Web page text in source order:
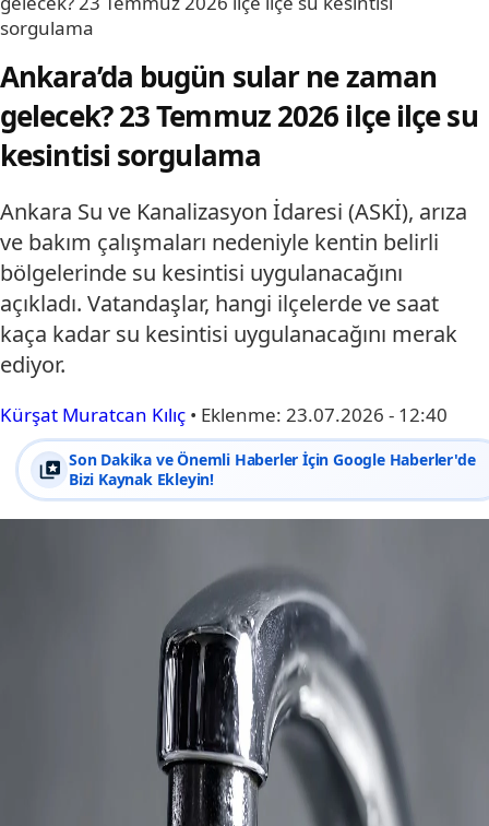
sorgulama
Ankara’da bugün sular ne zaman
gelecek? 23 Temmuz 2026 ilçe ilçe su
kesintisi sorgulama
Ankara Su ve Kanalizasyon İdaresi (ASKİ), arıza
ve bakım çalışmaları nedeniyle kentin belirli
bölgelerinde su kesintisi uygulanacağını
açıkladı. Vatandaşlar, hangi ilçelerde ve saat
kaça kadar su kesintisi uygulanacağını merak
ediyor.
Kürşat Muratcan Kılıç • Eklenme: 23.07.2026 - 12:40
Son Dakika ve Önemli Haberler İçin Google Haberler'de
Bizi Kaynak Ekleyin!